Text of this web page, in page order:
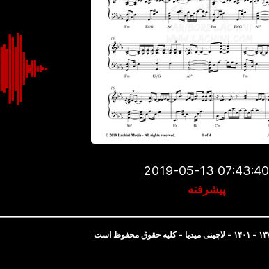
2019-05-13 07:43:40
پیشرفته